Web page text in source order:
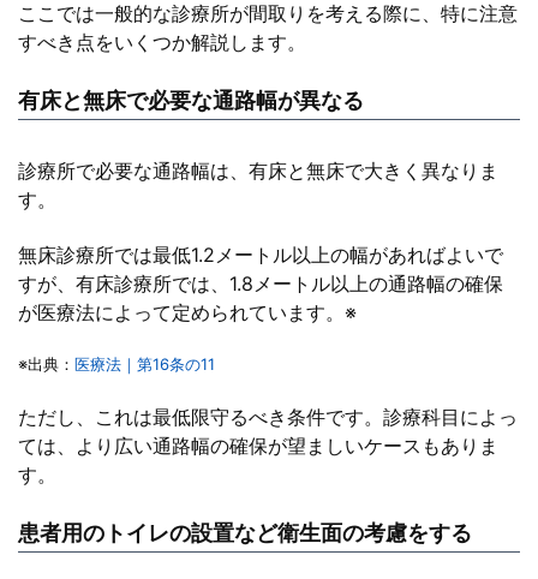
ここでは一般的な診療所が間取りを考える際に、特に注意
すべき点をいくつか解説します。
有床と無床で必要な通路幅が異なる
診療所で必要な通路幅は、有床と無床で大きく異なりま
す。
無床診療所では最低1.2メートル以上の幅があればよいで
すが、有床診療所では、1.8メートル以上の通路幅の確保
が医療法によって定められています。※
※出典： 医療法｜第16条の11
ただし、これは最低限守るべき条件です。診療科目によっ
ては、より広い通路幅の確保が望ましいケースもありま
す。
患者用のトイレの設置など衛生面の考慮をする